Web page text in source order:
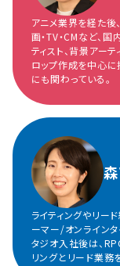
アニメ業界を経た後
画・TV・CMなど、
ティスト、背景アー
ロップ作成を中心に
にも関わっている。
ライティングやリー
ーマー/オンライン
タジオ入社後は、
リングとリード業務